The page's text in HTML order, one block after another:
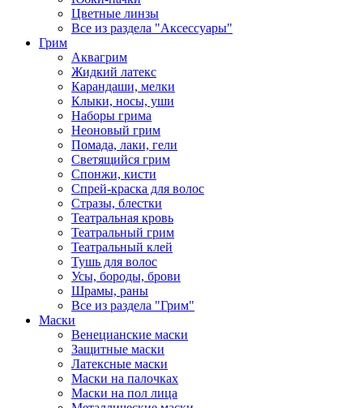
Цветные линзы
Все из раздела "Аксессуары"
Грим
Аквагрим
Жидкий латекс
Карандаши, мелки
Клыки, носы, уши
Наборы грима
Неоновый грим
Помада, лаки, гели
Светящийся грим
Спонжи, кисти
Спрей-краска для волос
Стразы, блестки
Театральная кровь
Театральный грим
Театральный клей
Тушь для волос
Усы, бороды, брови
Шрамы, раны
Все из раздела "Грим"
Маски
Венецианские маски
Защитные маски
Латексные маски
Маски на палочках
Маски на пол лица